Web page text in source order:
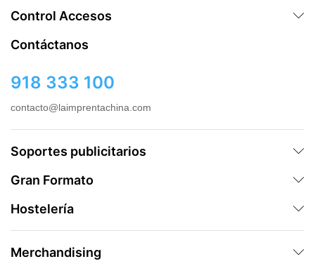
Control Accesos
Contáctanos
918 333 100
contacto@laimprentachina.com
Soportes publicitarios
Gran Formato
Hostelería
Merchandising